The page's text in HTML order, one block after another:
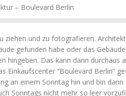
– Boulevard Berlin
ziehen und zu fotografieren.
gefunden habe oder das
hingeben. Das kann dann durchaus
Einkaufscenter “Boulevard Berlin”
an einem Sonntag hin und bin
Sonntags nicht mehr so leer